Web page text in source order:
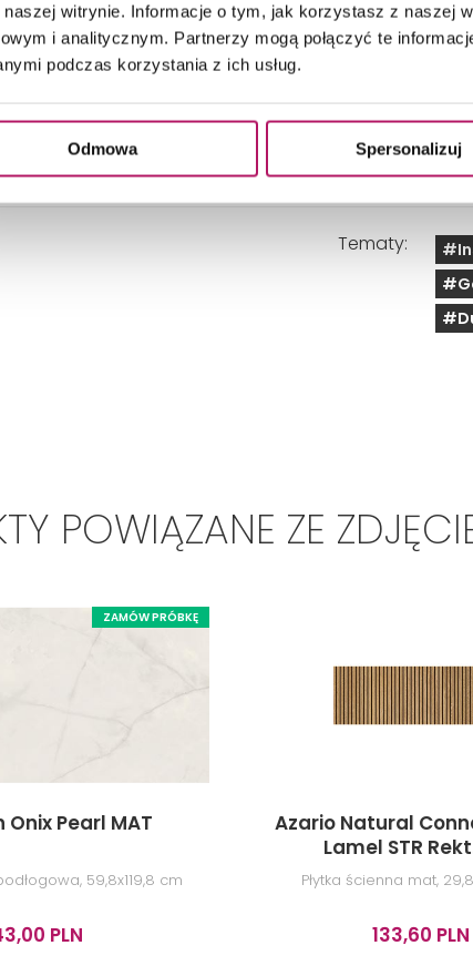
naszej witrynie. Informacje o tym, jak korzystasz z naszej
i analitycznym. Partnerzy mogą połączyć te
podczas korzystania z ich usług.
Odmowa Spersonalizuj
Tematy:
POWIĄZANE ZE
ZAMÓW PRÓBKĘ
Pearl MAT
59,8x119,8 cm
PLN
Azario Natural
Lamel STR
Płytka ścienna mat,
133,60 PLN